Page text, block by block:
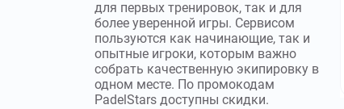
для первых тренировок, так и для
более уверенной игры. Сервисом
пользуются как начинающие, так и
опытные игроки, которым важно
собрать качественную экипировку в
одном месте. По промокодам
PadelStars доступны скидки.